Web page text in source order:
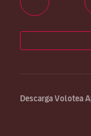
Descarga Volotea